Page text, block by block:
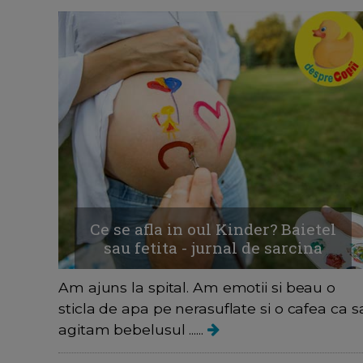
Ce se afla in oul Kinder? Baietel
sau fetita - jurnal de sarcina
Am ajuns la spital. Am emotii si beau o
sticla de apa pe nerasuflate si o cafea ca
agitam bebelusul ......